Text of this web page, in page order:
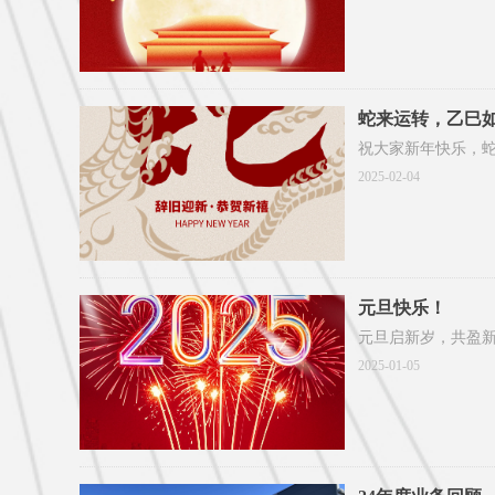
蛇来运转，乙巳
祝大家新年快乐，
2025-02-04
元旦快乐！
元旦启新岁，共盈
2025-01-05